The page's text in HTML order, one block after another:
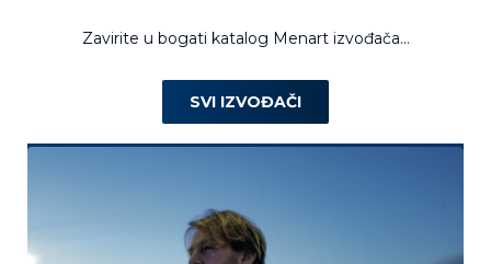
Zavirite u bogati katalog Menart izvođača...
SVI IZVOĐAČI